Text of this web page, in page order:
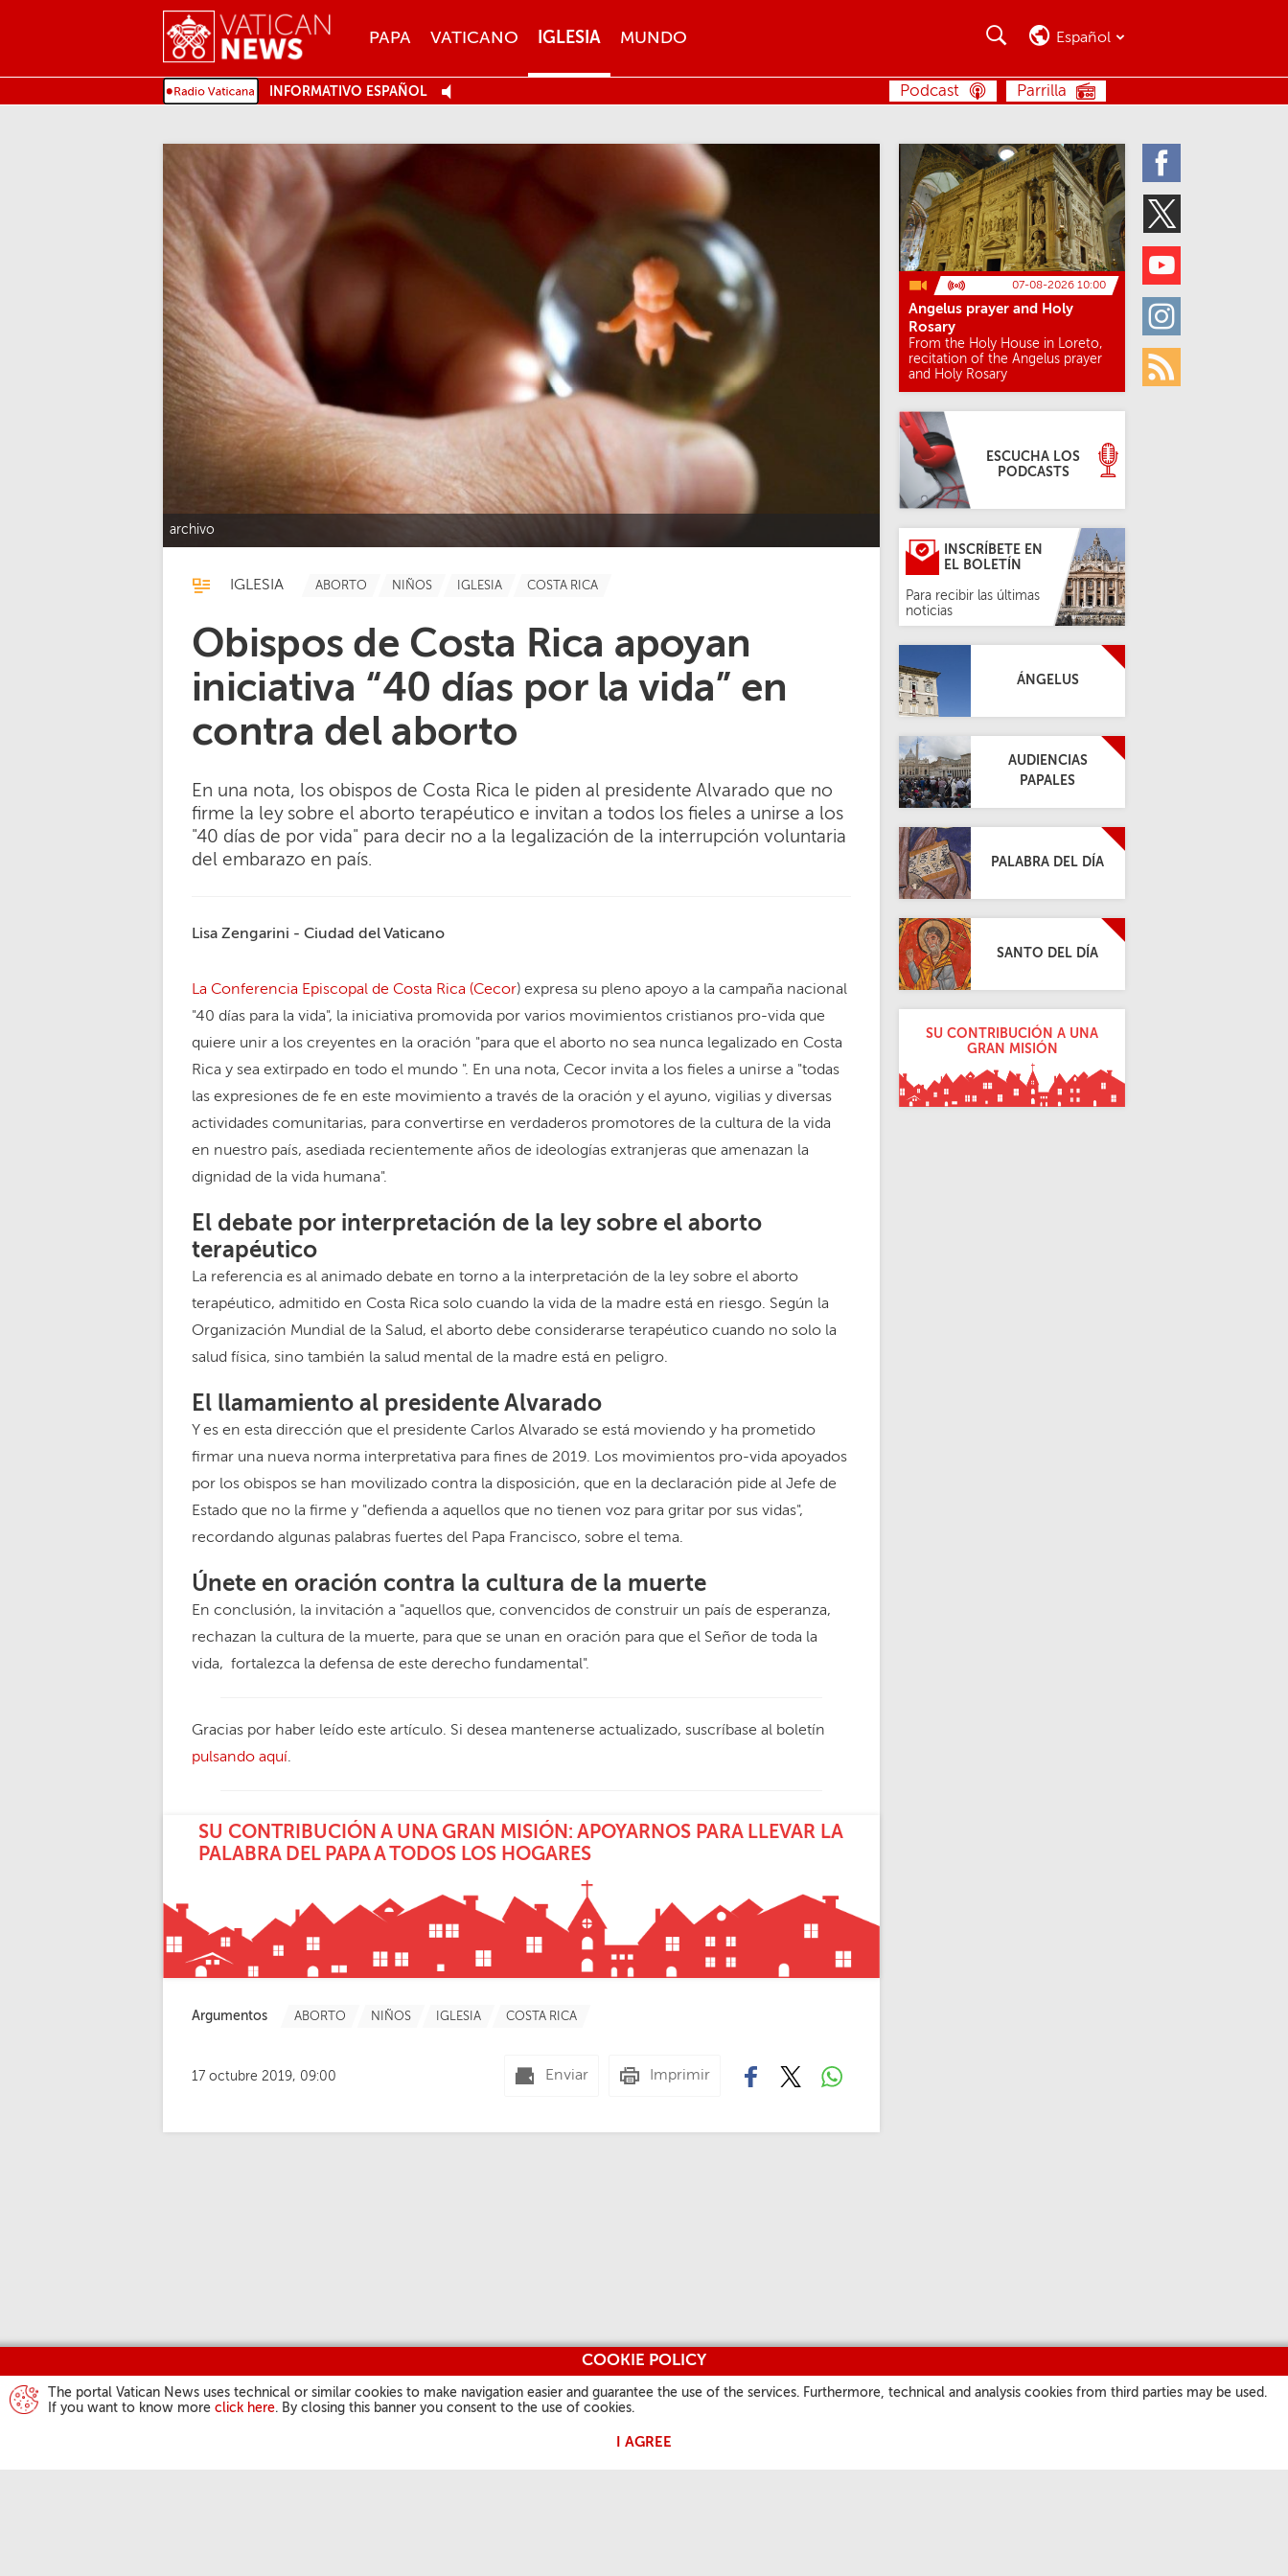
MENU
PAPA VATICANO IGLESIA MUNDO
Twitter
Youtube
Instagram
Rss
BUSCAR Español
COOKIE POLICY
The portal Vatican News uses technical or similar cookies to make navigation easier and guarantee the use of the services. Furthermore, technical and analysis cookies from third parties may be used.
If you want to know more click here. By closing this banner you consent to the use of cookies.
I AGREE
INFORMATIVO ESPAÑOL Parrilla
Podcast
archivo
IGLESIA ABORTO NIÑOS IGLESIA COSTA RICA
Obispos de Costa Rica apoyan
iniciativa “40 días por la vida” en
contra del aborto
En una nota, los obispos de Costa Rica le piden al presidente Alvarado que no
firme la ley sobre el aborto terapéutico e invitan a todos los fieles a unirse a los
"40 días de por vida" para decir no a la legalización de la interrupción voluntaria
del embarazo en país.
Lisa Zengarini - Ciudad del Vaticano
La Conferencia Episcopal de Costa Rica (Cecor) expresa su pleno apoyo a la campaña nacional
"40 días para la vida", la iniciativa promovida por varios movimientos cristianos pro-vida que
quiere unir a los creyentes en la oración "para que el aborto no sea nunca legalizado en Costa
Rica y sea extirpado en todo el mundo ". En una nota, Cecor invita a los fieles a unirse a "todas
las expresiones de fe en este movimiento a través de la oración y el ayuno, vigilias y diversas
actividades comunitarias, para convertirse en verdaderos promotores de la cultura de la vida
en nuestro país, asediada recientemente años de ideologías extranjeras que amenazan la
dignidad de la vida humana".
El debate por interpretación de la ley sobre el aborto
terapéutico
La referencia es al animado debate en torno a la interpretación de la ley sobre el aborto
terapéutico, admitido en Costa Rica solo cuando la vida de la madre está en riesgo. Según la
Organización Mundial de la Salud, el aborto debe considerarse terapéutico cuando no solo la
salud física, sino también la salud mental de la madre está en peligro.
El llamamiento al presidente Alvarado
Y es en esta dirección que el presidente Carlos Alvarado se está moviendo y ha prometido
firmar una nueva norma interpretativa para fines de 2019. Los movimientos pro-vida apoyados
por los obispos se han movilizado contra la disposición, que en la declaración pide al Jefe de
Estado que no la firme y "defienda a aquellos que no tienen voz para gritar por sus vidas",
recordando algunas palabras fuertes del Papa Francisco, sobre el tema.
Únete en oración contra la cultura de la muerte
En conclusión, la invitación a "aquellos que, convencidos de construir un país de esperanza,
rechazan la cultura de la muerte, para que se unan en oración para que el Señor de toda la
vida, fortalezca la defensa de este derecho fundamental".
Gracias por haber leído este artículo. Si desea mantenerse actualizado, suscríbase al boletín
pulsando aquí.
SU CONTRIBUCIÓN A UNA GRAN MISIÓN: APOYARNOS PARA LLEVAR LA
PALABRA DEL PAPA A TODOS LOS HOGARES
Argumentos ABORTO NIÑOS IGLESIA COSTA RICA
17 octubre 2019, 09:00 Enviar Imprimir
07-08-2026 10:00
Angelus prayer and Holy
Rosary
From the Holy House in Loreto,
recitation of the Angelus prayer
and Holy Rosary
ESCUCHA LOS
PODCASTS
INSCRÍBETE EN
EL BOLETÍN
Para recibir las últimas
noticias
ÁNGELUS
AUDIENCIAS
PAPALES
PALABRA DEL DÍA
SANTO DEL DÍA
SU CONTRIBUCIÓN A UNA
GRAN MISIÓN